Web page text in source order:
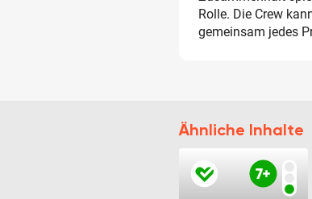
Rolle. Die Crew
gemeinsam jedes
Ähnliche Inhalte